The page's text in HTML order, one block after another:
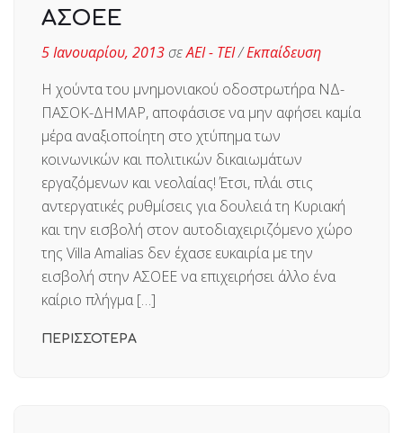
ΑΣΟΕΕ
5 Ιανουαρίου, 2013σεΑΕΙ - ΤΕΙ/Εκπαίδευση
Η χούντα του μνημονιακού οδοστρωτήρα ΝΔ-
ΠΑΣΟΚ-ΔΗΜΑΡ, αποφάσισε να μην αφήσει καμία
μέρα αναξιοποίητη στο χτύπημα των
κοινωνικών και πολιτικών δικαιωμάτων
εργαζόμενων και νεολαίας! Έτσι, πλάι στις
αντεργατικές ρυθμίσεις για δουλειά τη Κυριακή
και την εισβολή στον αυτοδιαχειριζόμενο χώρο
της Villa Amalias δεν έχασε ευκαιρία με την
εισβολή στην ΑΣΟΕΕ να επιχειρήσει άλλο ένα
καίριο πλήγμα […]
ΠΕΡΙΣΣΟΤΕΡΑ